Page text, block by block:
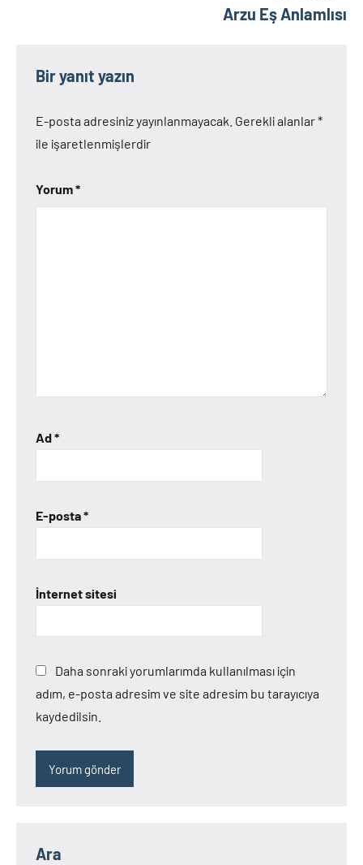
Arzu Eş Anlamlısı
Bir yanıt yazın
E-posta adresiniz yayınlanmayacak. Gerekli alanlar*
ile işaretlenmişlerdir
Yorum*
Ad*
E-posta*
İnternet sitesi
Daha sonraki yorumlarımda kullanılması için
adım, e-posta adresim ve site adresim bu tarayıcıya
kaydedilsin.
Ara